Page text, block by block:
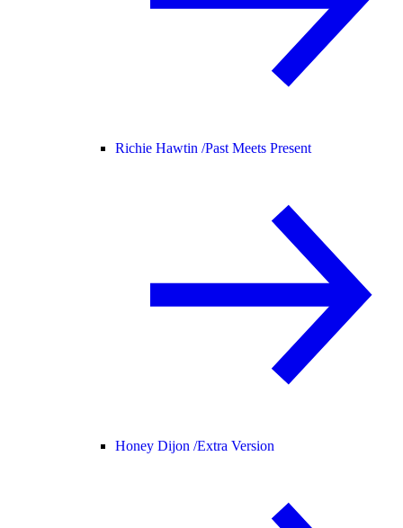
Richie Hawtin /Past Meets Present
Honey Dijon /Extra Version